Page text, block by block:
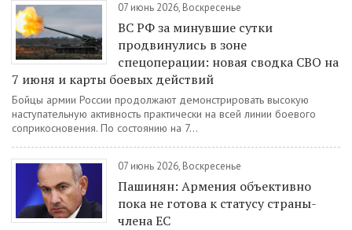
07 июнь 2026, Воскресенье
ВС РФ за минувшие сутки
продвинулись в зоне
спецоперации: новая сводка СВО на
7 июня и карты боевых действий
Бойцы армии России продолжают демонстрировать высокую
наступательную активность практически на всей линии боевого
соприкосновения. По состоянию на 7...
07 июнь 2026, Воскресенье
Пашинян: Армения объективно
пока не готова к статусу страны-
члена ЕС